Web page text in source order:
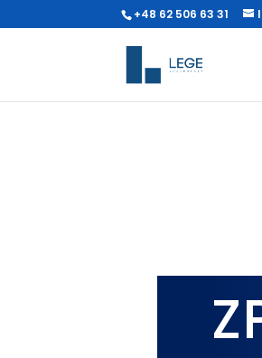
+48 62 506 63 31